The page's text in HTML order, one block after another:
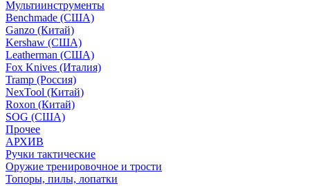
Мультиинструменты
Benchmade (США)
Ganzo (Китай)
Kershaw (США)
Leatherman (США)
Fox Knives (Италия)
Tramp (Россия)
NexTool (Китай)
Roxon (Китай)
SOG (США)
Прочее
АРХИВ
Ручки тактические
Оружие тренировочное и трости
Топоры, пилы, лопатки